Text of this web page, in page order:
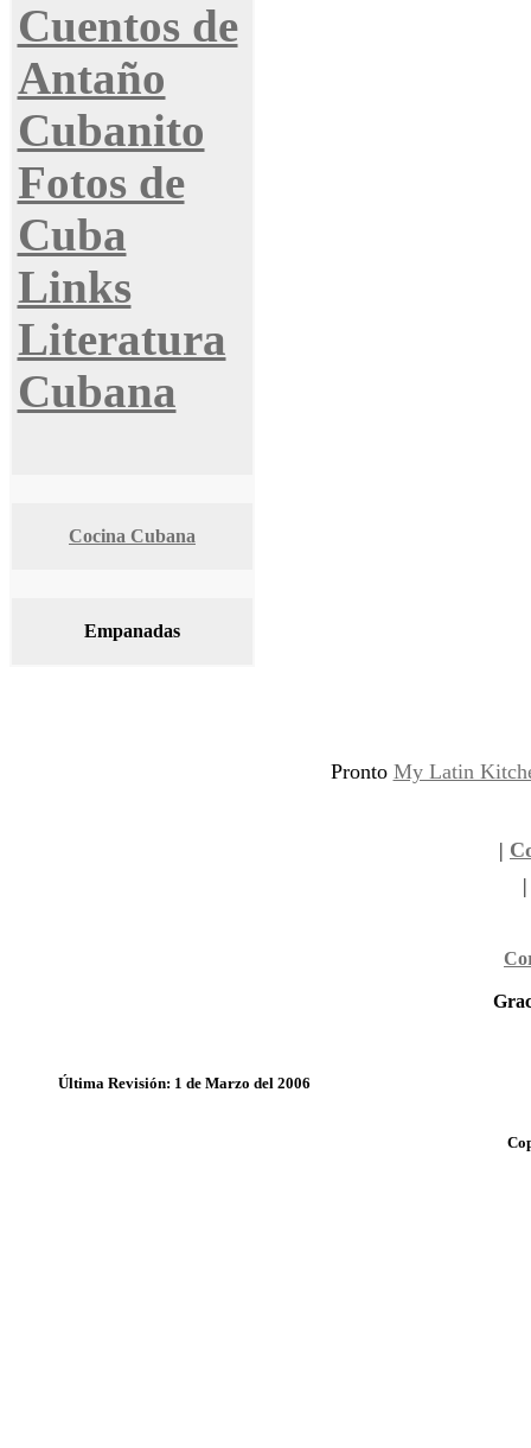
Cuentos de
Antaño
Cubanito
Fotos de
Cuba
Links
Literatura
Cubana
Cocina Cubana
Empanadas
Pronto My Latin
|
Última Revisión: 1 de Marzo del 2006